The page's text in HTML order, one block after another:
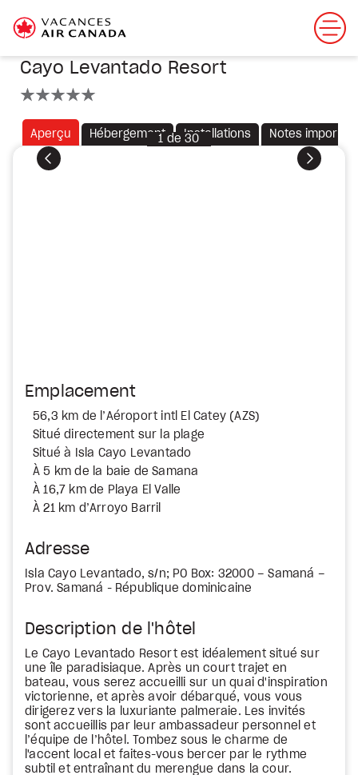
Cayo Levantado Resort
Aperçu Hébergement Installations Notes
Précédent Suivant
1 de30
Emplacement
56,3 km de l’Aéroport intl El Catey (AZS)
Situé directement sur la plage
Situé à Isla Cayo Levantado
À 5 km de la baie de Samana
À 16,7 km de Playa El Valle
À 21 km d’Arroyo Barril
Adresse
Isla Cayo Levantado, s/n; PO Box: 32000 – Samaná –
Prov. Samaná - République dominicaine
Description de l'hôtel
Le Cayo Levantado Resort est idéalement situé sur
une île paradisiaque. Après un court trajet en
bateau, vous serez accueilli sur un quai d'inspiration
victorienne, et après avoir débarqué, vous vous
dirigerez vers la luxuriante palmeraie. Les invités
sont accueillis par leur ambassadeur personnel et
l’équipe de l’hôtel. Tombez sous le charme de
l'accent local et faites-vous bercer par le rythme
subtil et entraînant du merengue dans la cour.